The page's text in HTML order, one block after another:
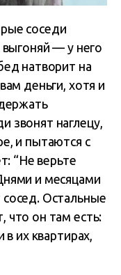
соседи
— у него
натворит на
деньги, хотя и
звонят наглецу,
и пытаются с
“Не верьте
и месяцами
Остальные
что он там есть:
в их квартирах,